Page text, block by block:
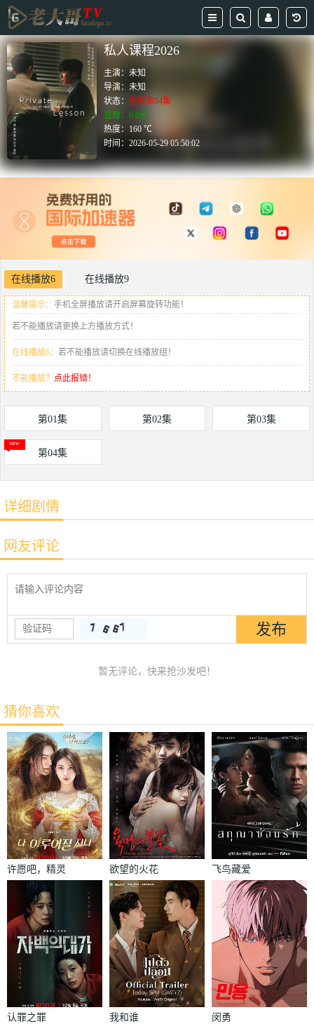
私人课程2026
主演：未知
导演：未知
状态： 更新第04集
豆瓣：0.0分
热度：160 ℃
时间：2026-05-29 05:50:02
在线播放6 在线播放9
温馨提示： 手机全屏播放请开启屏幕旋转功能！
若不能播放请更换上方播放方式！
在线播放6： 若不能播放请切换在线播放组！
不能播放？ 点此报错！
第01集 第02集 第03集
第04集
详细剧情
网友评论
暂无评论，快来抢沙发吧！
猜你喜欢
许愿吧，精灵 欲望的火花 飞鸟藏爱
认罪之罪 我和谁 闵勇